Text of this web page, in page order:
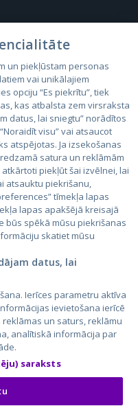
un piekļūstam personas
vai unikālajiem
opciju “Es piekrītu”, tiek
kas atbalsta zem virsraksta
datus, lai sniegtu” norādītos
visu” vai atsaucot
atspējotas. Ja izsekošanas
satura un reklāmām
piekļūt šai izvēlnei, lai
atsauktu piekrišanu,
tīmekļa lapas
lapas apakšējā kreisajā
būs spēkā mūsu piekrišanas
skatiet mūsu
datus, lai
Ierīces parametru aktīva
ievietošana ierīcē
un saturs, reklāmu
analītiskā informācija par
saraksts